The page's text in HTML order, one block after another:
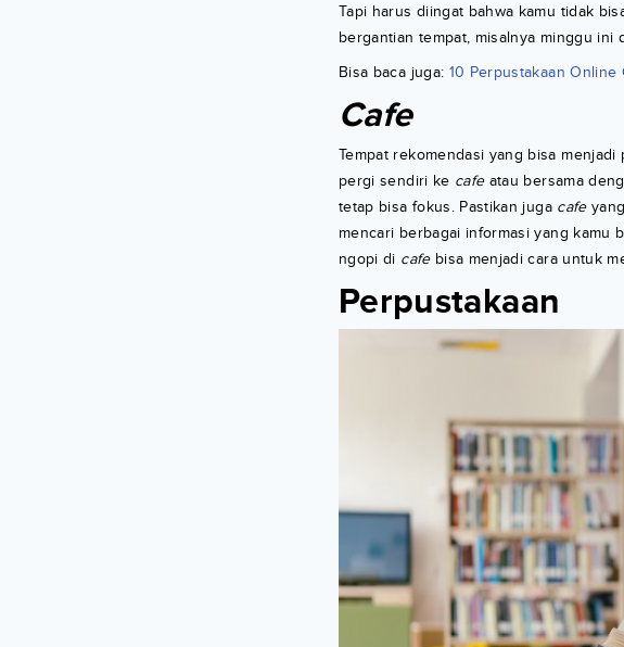
Tapi harus diingat bahwa kamu tidak
bergantian tempat, misalnya minggu
Bisa baca juga: 10 Perpustakaan Online
Cafe
Tempat rekomendasi yang bisa menjadi
pergi sendiri ke cafeatau bersama
tetap bisa fokus. Pastikan juga cafe
mencari berbagai informasi yang kamu
ngopi di cafebisa menjadi cara untuk
Perpustakaan